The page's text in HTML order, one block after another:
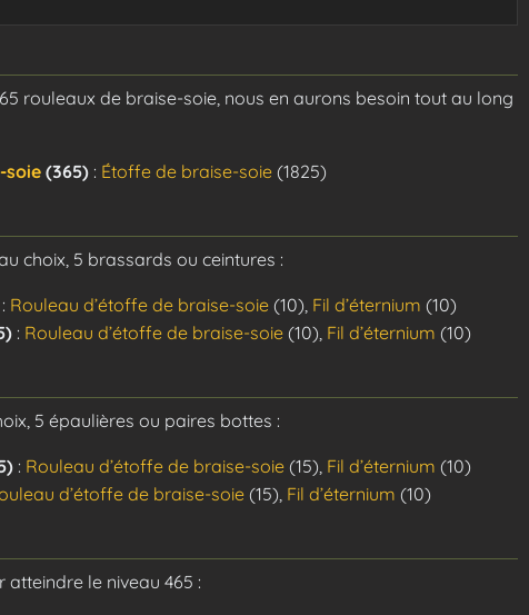
rouleaux de braise-soie, nous en aurons besoin tout au long
soie (365) : Étoffe de braise-soie (1825)
choix, 5 brassards ou ceintures :
: Rouleau d’étoffe de braise-soie (10), Fil d’éternium (10)
: Rouleau d’étoffe de braise-soie (10), Fil d’éternium (10)
5 épaulières ou paires bottes :
: Rouleau d’étoffe de braise-soie (15), Fil d’éternium (10)
d’étoffe de braise-soie (15), Fil d’éternium (10)
le niveau 465 :